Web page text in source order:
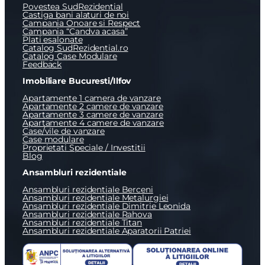
Povestea SudRezidential
Castiga bani alaturi de noi
Campania Onoare si Respect
Campania “Candva acasa”
Plati esalonate
Catalog SudRezidential.ro
Catalog Case Modulare
Feedback
Imobiliare Bucuresti/Ilfov
Apartamente 1 camera de vanzare
Apartamente 2 camere de vanzare
Apartamente 3 camere de vanzare
Apartamente 4 camere de vanzare
Case/vile de vanzare
Case modulare
Proprietati Speciale / Investitii
Blog
Ansambluri rezidentiale
Ansambluri rezidentiale Berceni
Ansambluri rezidentiale Metalurgiei
Ansambluri rezidentiale Dimitrie Leonida
Ansambluri rezidentiale Rahova
Ansambluri rezidentiale Titan
Ansambluri rezidentiale Aparatorii Patriei